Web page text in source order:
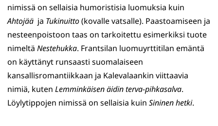
nimissä on sellaisia humoristisia luomuksia kuin
Ahtojää ja Tukinuitto(kovalle vatsalle). Paastoamiseen ja
nesteenpoistoon taas on tarkoitettu esimerkiksi tuote
nimeltä Nestehukka. Frantsilan luomuyrttitilan emäntä
on käyttänyt runsaasti suomalaiseen
kansallisromantiikkaan ja Kalevalaankin viittaavia
nimiä, kuten Lemminkäisen äidin terva-pihkasalva.
Löylytippojen nimissä on sellaisia kuin Sininen hetki.